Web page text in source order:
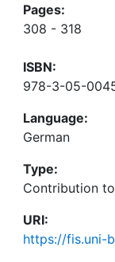
Pages:
308 - 318
ISBN:
978-3-05-
Language:
German
Type:
Contribution
URI:
https://fis.uni-